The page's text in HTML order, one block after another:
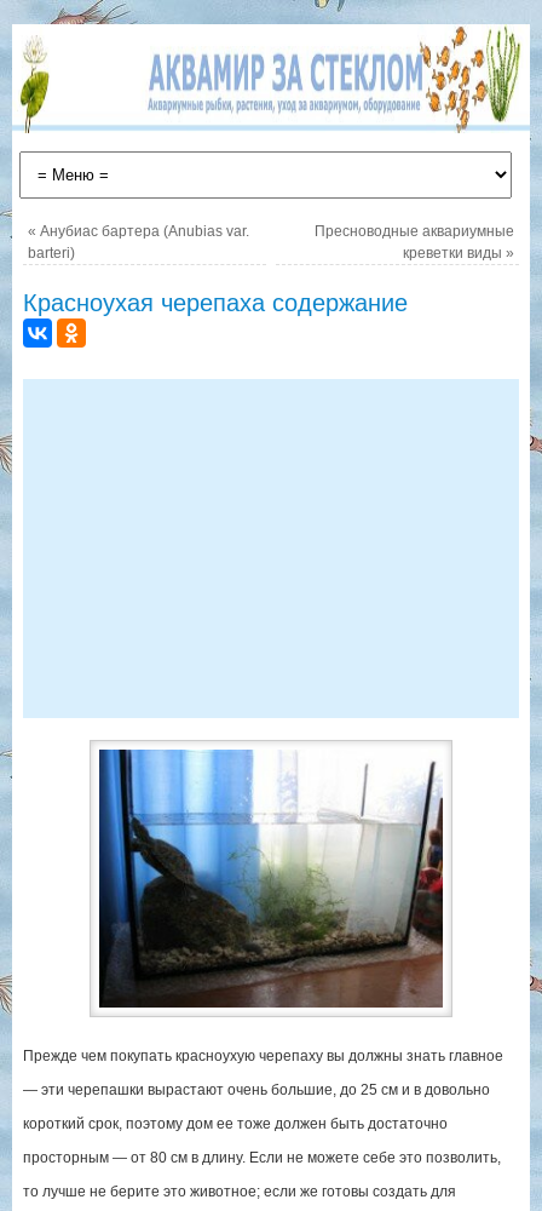
« Анубиас бартера (Anubias var.
barteri)
Пресноводные аквариумные
креветки виды»
Красноухая черепаха содержание
Прежде чем покупать красноухую черепаху вы должны знать главное
— эти черепашки вырастают очень большие, до 25 см и в довольно
короткий срок, поэтому дом ее тоже должен быть достаточно
просторным — от 80 см в длину. Если не можете себе это позволить,
то лучше не берите это животное; если же готовы создать для